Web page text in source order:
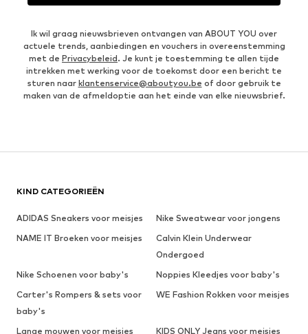
Ik wil graag nieuwsbrieven ontvangen van ABOUT YOU over
actuele trends, aanbiedingen en vouchers in overeenstemming
met de Privacybeleid. Je kunt je toestemming te allen tijde
intrekken met werking voor de toekomst door een bericht te
sturen naar klantenservice@aboutyou.be of door gebruik te
maken van de afmeldoptie aan het einde van elke nieuwsbrief.
KIND CATEGORIEËN
ADIDAS Sneakers voor meisjes
Nike Sweatwear voor jongens
NAME IT Broeken voor meisjes
Calvin Klein Underwear
Ondergoed
Nike Schoenen voor baby's
Noppies Kleedjes voor baby's
Carter's Rompers & sets voor
baby's
WE Fashion Rokken voor meisjes
Lange mouwen voor meisjes
KIDS ONLY Jeans voor meisjes